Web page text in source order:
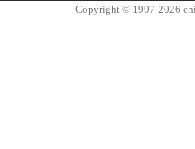
Copyright © 1997-2026